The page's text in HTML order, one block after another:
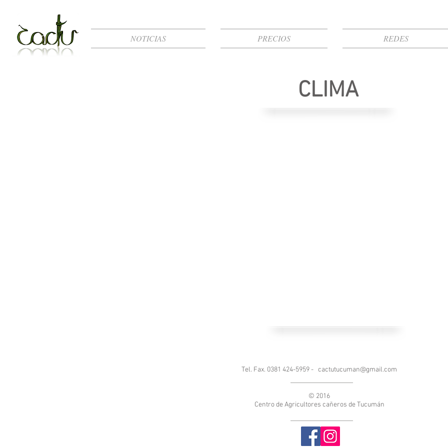
NOTICIAS PRECIOS REDES
CLIMA
Tel. Fax. 0381 424-5959 - cactutucuman@gmail.com
© 2016
Centro de Agricultores cañeros de Tucumán